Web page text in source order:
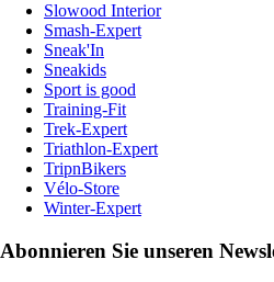
Slowood Interior
Smash-Expert
Sneak'In
Sneakids
Sport is good
Training-Fit
Trek-Expert
Triathlon-Expert
TripnBikers
Vélo-Store
Winter-Expert
Abonnieren Sie unseren